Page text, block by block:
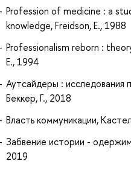
Profession of medicine : a
knowledge, Freidson, E., 1988
Professionalism reborn :
E., 1994
Аутсайдеры : исследования
Беккер, Г., 2018
Власть коммуникации,
Забвение истории -
2019